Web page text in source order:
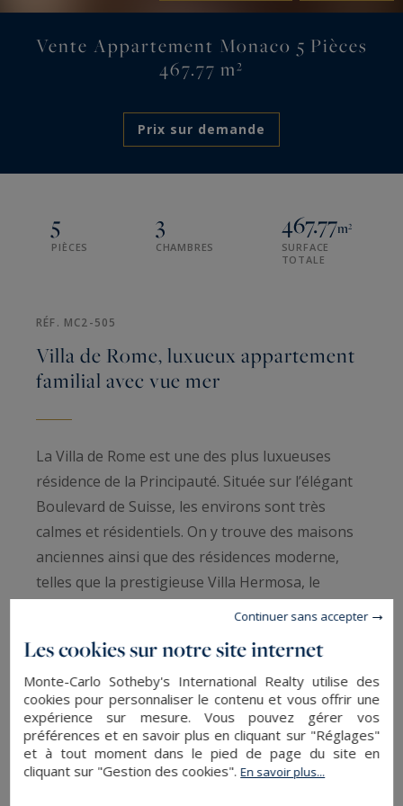
Vente Appartement Monaco 5 Pièces
467.77 m²
Prix sur demande
5
PIÈCES
3
CHAMBRES
467.77m²
SURFACE
TOTALE
RÉF. MC2-505
Villa de Rome, luxueux appartement
familial avec vue mer
La Villa de Rome est une des plus luxueuses
résidence de la Principauté. Située sur l’élégant
Boulevard de Suisse, les environs sont très
calmes et résidentiels. On y trouve des maisons
anciennes ainsi que des résidences moderne,
telles que la prestigieuse Villa Hermosa, le
offre de magnifiques prestations. Les
appartements y sont très luxueux avec des
finitions haut de gamme digne des plus belles
clientèles. A quelques pas de la résidence se
trouve le Carré d’Or, mythique quartier de la
Principauté où vous trouverez des boutiques de
Les cookies sur notre site internet
Monte-Carlo Sotheby's International Realty utilise des
cookies pour personnaliser le contenu et vous offrir une
expérience sur mesure. Vous pouvez gérer vos
préférences et en savoir plus en cliquant sur "Réglages"
et à tout moment dans le pied de page du site en
cliquant sur "Gestion des cookies".En savoir plus...
Continuer sans accepter